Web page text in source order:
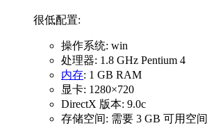
很低配置:
操作系统: win
处理器: 1.8 GHz Pentium 4
内存: 1 GB RAM
显卡: 1280×720
DirectX 版本: 9.0c
存储空间: 需要 3 GB 可用空间